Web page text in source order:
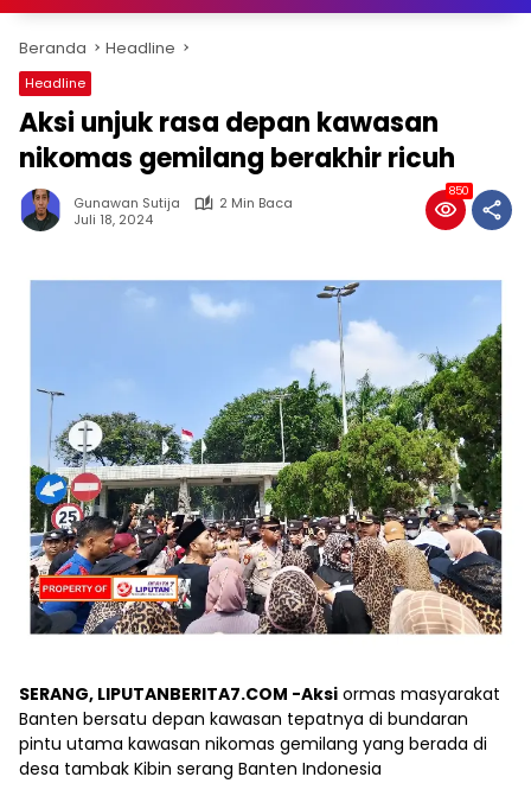
Beranda Headline
Headline
Aksi unjuk rasa depan kawasan
nikomas gemilang berakhir ricuh
Gunawan Sutija
2 Min Baca
Juli 18, 2024
850
SERANG, LIPUTANBERITA7.COM -Aksi ormas masyarakat
Banten bersatu depan kawasan tepatnya di bundaran
pintu utama kawasan nikomas gemilang yang berada di
desa tambak Kibin serang Banten Indonesia